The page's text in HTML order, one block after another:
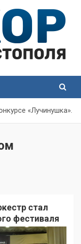
«Лучинушка».
стал
фестиваля